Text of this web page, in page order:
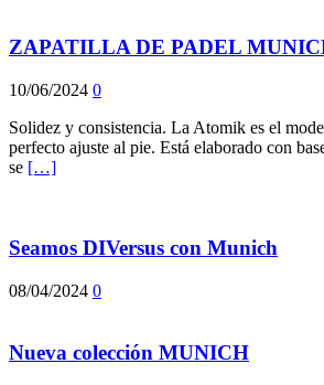
ZAPATILLA DE PADEL
10/06/2024 0
Solidez y consistencia. La Atomik es el
perfecto ajuste al pie. Está elaborado con
se […]
Seamos DIVersus con Munich
08/04/2024 0
Nueva colección MUNICH